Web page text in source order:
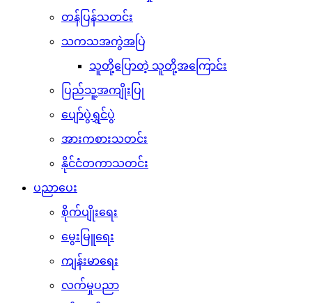
တန်ပြန်သတင်း
သကသအကွဲအပြဲ
သူတို့ပြောတဲ့ သူတို့အကြောင်း
ပြည်သူ့အကျိုးပြု
ပျော်ပွဲရွှင်ပွဲ
အားကစားသတင်း
နိုင်ငံတကာသတင်း
ပညာပေး
စိုက်ပျိုးရေး
မွေးမြူရေး
ကျန်းမာရေး
လက်မှုပညာ